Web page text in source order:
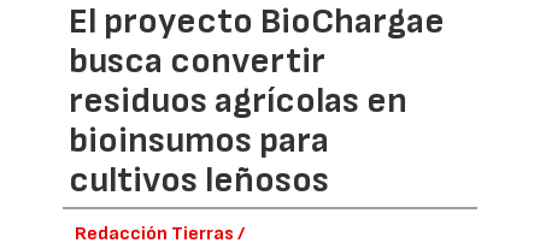
El proyecto BioChargae
busca convertir
residuos agrícolas en
bioinsumos para
cultivos leñosos
Redacción Tierras /